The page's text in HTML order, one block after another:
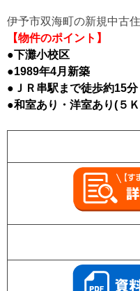
伊予市双海町の新規中古
【物件のポイント】
●下灘小校区
●1989年4月新築
●ＪＲ串駅まで徒歩約15分
●和室あり・洋室あり(５